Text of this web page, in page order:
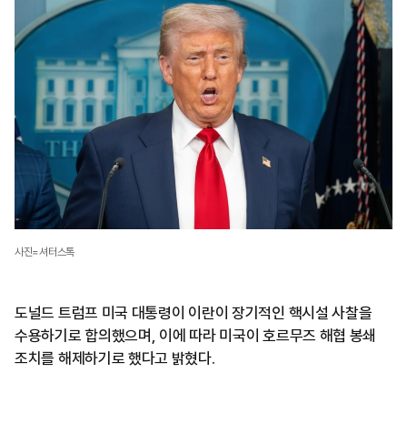
사진=셔터스톡
도널드 트럼프 미국 대통령이 이란이 장기적인 핵시설 사찰을
수용하기로 합의했으며, 이에 따라 미국이 호르무즈 해협 봉쇄
조치를 해제하기로 했다고 밝혔다.